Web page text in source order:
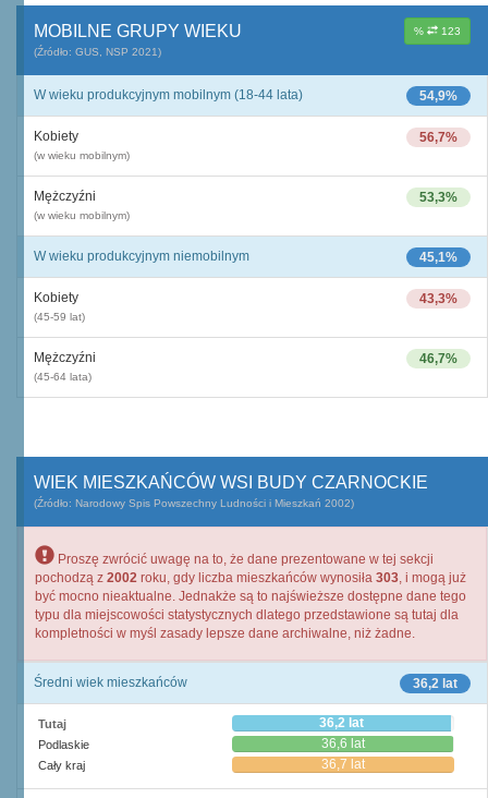
% 123
MOBILNE GRUPY WIEKU
(Źródło: GUS, NSP 2021)
54,9%
W wieku produkcyjnym mobilnym (18-44 lata)
56,7%
Kobiety
(w wieku mobilnym)
53,3%
Mężczyźni
(w wieku mobilnym)
45,1%
W wieku produkcyjnym niemobilnym
43,3%
Kobiety
(45-59 lat)
46,7%
Mężczyźni
(45-64 lata)
WIEK MIESZKAŃCÓW WSI BUDY CZARNOCKIE
(Źródło: Narodowy Spis Powszechny Ludności i Mieszkań 2002)
Proszę zwrócić uwagę na to, że dane prezentowane w tej sekcji
pochodzą z 2002 roku, gdy liczba mieszkańców wynosiła 303, i mogą już
być mocno nieaktualne. Jednakże są to najświeższe dostępne dane tego
typu dla miejscowości statystycznych dlatego przedstawione są tutaj dla
kompletności w myśl zasady lepsze dane archiwalne, niż żadne.
36,2 lat
Średni wiek mieszkańców
Tutaj 36,2 lat
Podlaskie 36,6 lat
Cały kraj 36,7 lat